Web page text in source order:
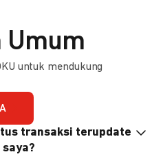
Umum
untuk mendukung
transaksi terupdate